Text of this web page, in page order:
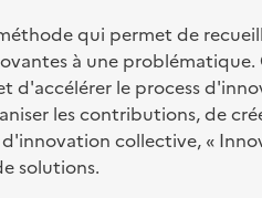
qui permet de
à une
d'accélérer le process
les contributions, de
collective, «
solutions.